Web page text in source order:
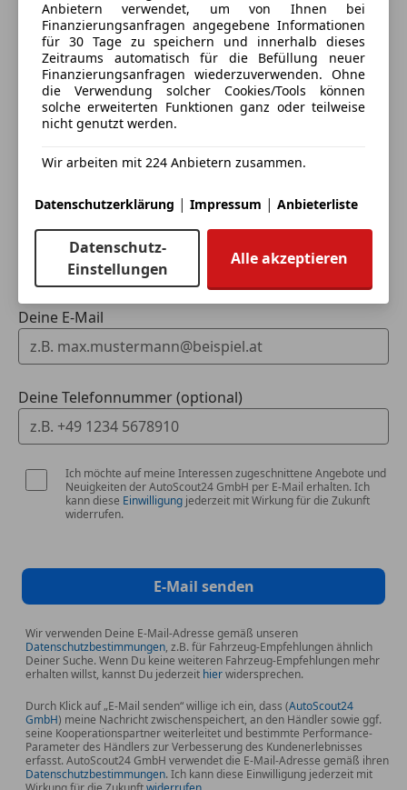
Eintauschwagen: Kaufen und verkaufen in nur einem
Schritt
Ich möchte mein Auto in Zahlung geben
(unverbindlich).
Fahrzeugdaten hinzufügen
Dein Name
Deine E-Mail
Deine Telefonnummer (optional)
Ich möchte auf meine Interessen zugeschnittene Angebote und
Neuigkeiten der AutoScout24 GmbH per E-Mail erhalten. Ich
kann diese Einwilligung jederzeit mit Wirkung für die Zukunft
widerrufen.
E-Mail senden
Wir verwenden Deine E-Mail-Adresse gemäß unseren
Datenschutzbestimmungen, z.B. für Fahrzeug-Empfehlungen ähnlich
Deiner Suche. Wenn Du keine weiteren Fahrzeug-Empfehlungen mehr
erhalten willst, kannst Du jederzeit hierwidersprechen.
Durch Klick auf „E-Mail senden“ willige ich ein, dass (AutoScout24
GmbH) meine Nachricht zwischenspeichert, an den Händler sowie ggf.
seine Kooperationspartner weiterleitet und bestimmte Performance-
Parameter des Händlers zur Verbesserung des Kundenerlebnisses
erfasst. AutoScout24 GmbH verwendet die E-Mail-Adresse gemäß ihren
Datenschutzbestimmungen. Ich kann diese Einwilligung jederzeit mit
Anbietern verwendet, um von Ihnen bei
Finanzierungsanfragen angegebene Informationen
für 30 Tage zu speichern und innerhalb dieses
Zeitraums automatisch für die Befüllung neuer
Finanzierungsanfragen wiederzuverwenden. Ohne
die Verwendung solcher Cookies/Tools können
solche erweiterten Funktionen ganz oder teilweise
nicht genutzt werden.
Wir arbeiten mit 224 Anbietern zusammen.
Datenschutzerklärung | Impressum | Anbieterliste
Datenschutz-
Einstellungen
Alle akzeptieren